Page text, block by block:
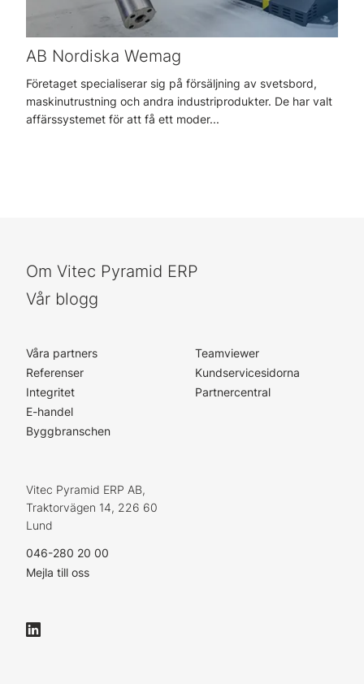
AB Nordiska Wemag
Företaget specialiserar sig på försäljning av svetsbord,
maskinutrustning och andra industriprodukter. De har valt
affärssystemet för att få ett moder...
Om Vitec Pyramid ERP
Vår blogg
Våra partners
Referenser
Integritet
E-handel
Byggbranschen
Teamviewer
Kundservicesidorna
Partnercentral
Vitec Pyramid ERP AB,
Traktorvägen 14, 226 60
Lund
046-280 20 00
Mejla till oss